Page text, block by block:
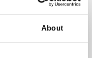
About